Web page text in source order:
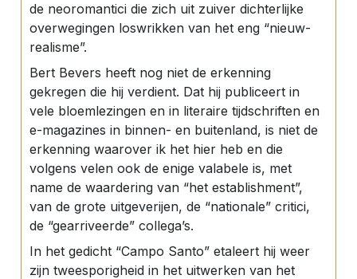
de neoromantici die zich uit zuiver dichterlijke
overwegingen loswrikken van het eng “nieuw-
realisme”.
Bert Bevers heeft nog niet de erkenning
gekregen die hij verdient. Dat hij publiceert in
vele bloemlezingen en in literaire tijdschriften en
e-magazines in binnen- en buitenland, is niet de
erkenning waarover ik het hier heb en die
volgens velen ook de enige valabele is, met
name de waardering van “het establishment”,
van de grote uitgeverijen, de “nationale” critici,
de “gearriveerde” collega’s.
In het gedicht “Campo Santo” etaleert hij weer
zijn tweesporigheid in het uitwerken van het